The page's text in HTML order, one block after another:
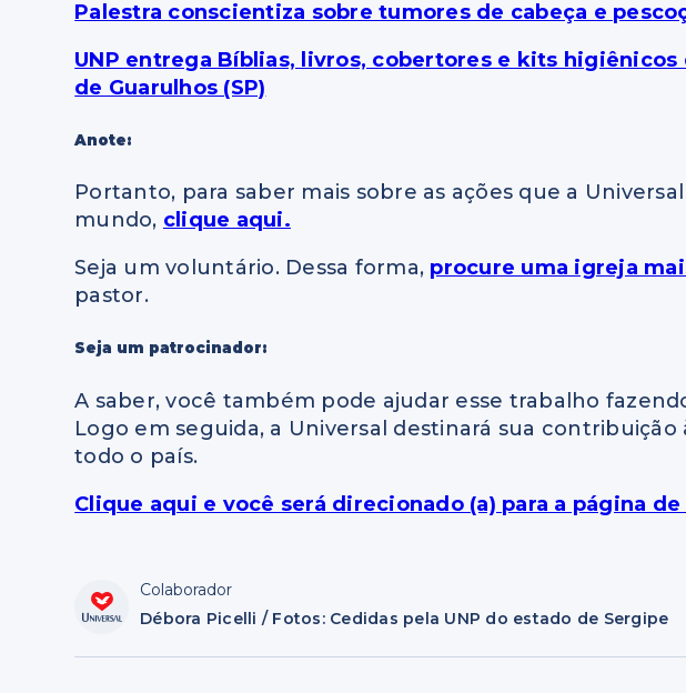
Palestra conscientiza sobre tumores de cabeça e
UNP entrega Bíblias, livros, cobertores e kits
de Guarulhos (SP)
Anote:
Portanto, para saber mais sobre as ações que a
mundo, clique aqui.
Seja um voluntário. Dessa forma, procure uma igreja
pastor.
Seja um patrocinador:
A saber, você também pode ajudar esse trabalho
Logo em seguida, a Universal destinará sua contribuição
todo o país.
Clique aqui e você será direcionado (a) para a página de
Colaborador
Débora Picelli / Fotos: Cedidas pela UNP do estado de Sergipe